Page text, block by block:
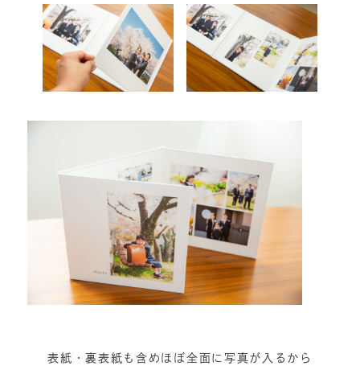
表紙・裏表紙も含めほぼ全面に写真が入るから